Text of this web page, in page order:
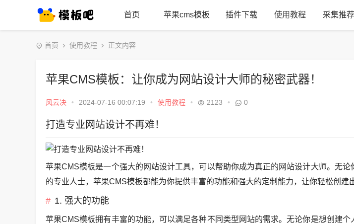
首页 苹果cms模板 插件下载 使用教程 采集推荐
首页 使用教程 正文内容
苹果CMS模板：让你成为网站设计大师的秘密武器！
风云决 • 2024-07-16 00:07:19 • 使用教程 • 2123 • 0
打造专业网站设计不再难！
苹果CMS模板是一个强大的网站设计工具，可以帮助你成为真正的网站设计大师。无
的专业人士，苹果CMS模板都能为你提供丰富的功能和强大的定制能力，让你轻松创建
1. 强大的功能
苹果CMS模板拥有丰富的功能，可以满足各种不同类型网站的需求。无论你是想创建